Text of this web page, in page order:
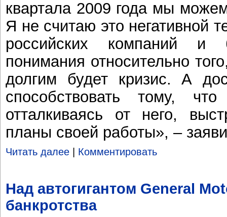
квартала 2009 года мы
Я не считаю это негативной
российских компаний и
понимания относительно
долгим будет кризис. А
способствовать тому, что
отталкиваясь от него,
планы своей работы», –
Читать далее Комментировать
Над автогигантом General
банкротства